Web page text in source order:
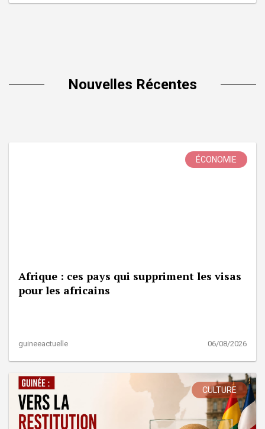
Nouvelles Récentes
ÉCONOMIE
Afrique : ces pays qui suppriment les visas
pour les africains
guineeactuelle 06/08/2026
CULTURE